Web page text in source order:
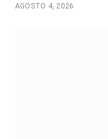
AGOSTO 4, 2026